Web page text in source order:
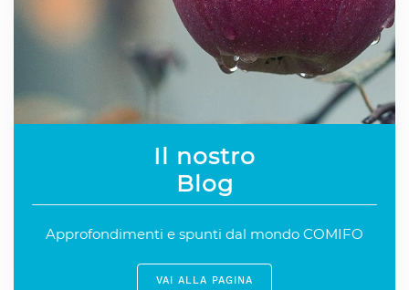
Il nostro
Blog
Approfondimenti e spunti dal mondo COMIFO
VAI ALLA PAGINA